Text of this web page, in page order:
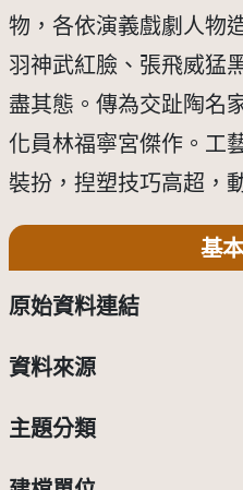
物，各依演義戲劇人物
羽神武紅臉、張飛威猛
盡其態。傳為交趾陶名
化員林福寧宮傑作。工
裝扮，揑塑技巧高超，
基
原始資料連結
資料來源
主題分類